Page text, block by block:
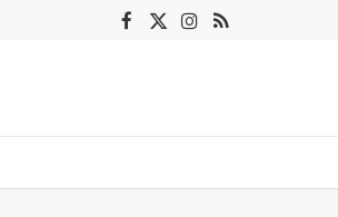
Facebook
X Instagram
RSS